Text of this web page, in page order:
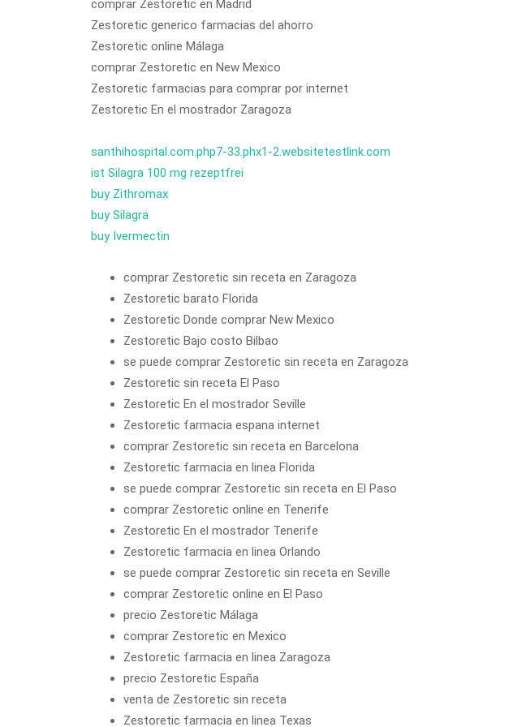
comprar Zestoretic en Madrid
Zestoretic generico farmacias del ahorro
Zestoretic online Málaga
comprar Zestoretic en New Mexico
Zestoretic farmacias para comprar por internet
Zestoretic En el mostrador Zaragoza
santhihospital.com.php7-33.phx1-2.websitetestlink.com
ist Silagra 100 mg rezeptfrei
buy Zithromax
buy Silagra
buy Ivermectin
comprar Zestoretic sin receta en Zaragoza
Zestoretic barato Florida
Zestoretic Donde comprar New Mexico
Zestoretic Bajo costo Bilbao
se puede comprar Zestoretic sin receta en Zaragoza
Zestoretic sin receta El Paso
Zestoretic En el mostrador Seville
Zestoretic farmacia espana internet
comprar Zestoretic sin receta en Barcelona
Zestoretic farmacia en linea Florida
se puede comprar Zestoretic sin receta en El Paso
comprar Zestoretic online en Tenerife
Zestoretic En el mostrador Tenerife
Zestoretic farmacia en linea Orlando
se puede comprar Zestoretic sin receta en Seville
comprar Zestoretic online en El Paso
precio Zestoretic Málaga
comprar Zestoretic en Mexico
Zestoretic farmacia en linea Zaragoza
precio Zestoretic España
venta de Zestoretic sin receta
Zestoretic farmacia en linea Texas